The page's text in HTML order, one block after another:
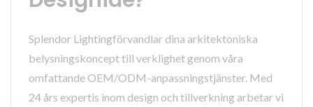
Splendor Lightingförvandlar dina arkitektoniska
belysningskoncept till verklighet genom våra
omfattande OEM/ODM-anpassningstjänster. Med
24 års expertis inom design och tillverkning arbetar vi